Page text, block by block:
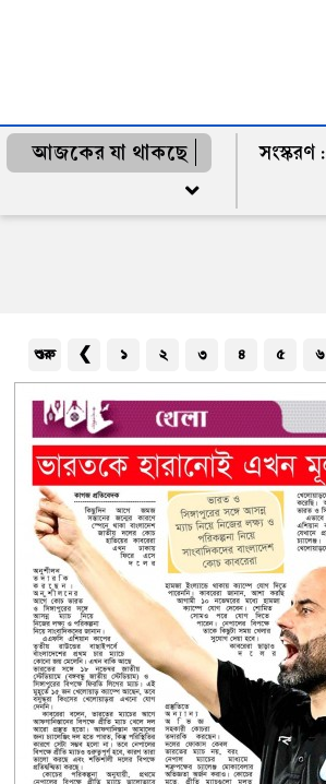
আজকের যা থাকছে সংস্করণ :
শুরু ❮ ১ ২ ৩ ৪ ৫ ৬